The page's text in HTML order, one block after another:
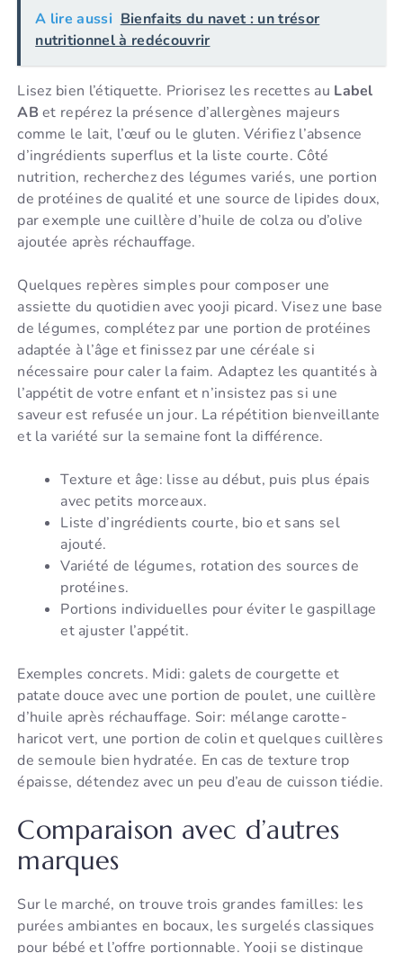
A lire aussi Bienfaits du navet : un trésor
nutritionnel à redécouvrir
Lisez bien l’étiquette. Priorisez les recettes au Label
AB et repérez la présence d’allergènes majeurs
comme le lait, l’œuf ou le gluten. Vérifiez l’absence
d’ingrédients superflus et la liste courte. Côté
nutrition, recherchez des légumes variés, une portion
de protéines de qualité et une source de lipides doux,
par exemple une cuillère d’huile de colza ou d’olive
ajoutée après réchauffage.
Quelques repères simples pour composer une
assiette du quotidien avec yooji picard. Visez une base
de légumes, complétez par une portion de protéines
adaptée à l’âge et finissez par une céréale si
nécessaire pour caler la faim. Adaptez les quantités à
l’appétit de votre enfant et n’insistez pas si une
saveur est refusée un jour. La répétition bienveillante
et la variété sur la semaine font la différence.
Texture et âge: lisse au début, puis plus épais
avec petits morceaux.
Liste d’ingrédients courte, bio et sans sel
ajouté.
Variété de légumes, rotation des sources de
protéines.
Portions individuelles pour éviter le gaspillage
et ajuster l’appétit.
Exemples concrets. Midi: galets de courgette et
patate douce avec une portion de poulet, une cuillère
d’huile après réchauffage. Soir: mélange carotte-
haricot vert, une portion de colin et quelques cuillères
de semoule bien hydratée. En cas de texture trop
épaisse, détendez avec un peu d’eau de cuisson tiédie.
Comparaison avec d’autres
marques
Sur le marché, on trouve trois grandes familles: les
purées ambiantes en bocaux, les surgelés classiques
pour bébé et l’offre portionnable. Yooji se distingue